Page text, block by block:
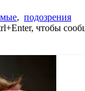
, подозрения
чтобы